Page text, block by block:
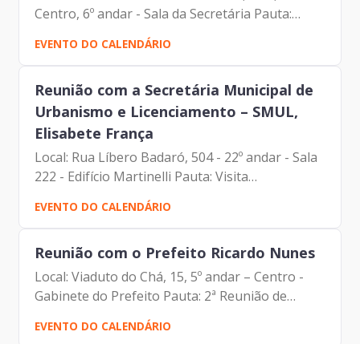
Centro, 6º andar - Sala da Secretária Pauta:
Plataforma para cadastro de entidades e
organizações com fluxograma da destinação de
ações e programas da...
EVENTO DO CALENDÁRIO
Reunião com a Secretária Municipal de
Urbanismo e Licenciamento – SMUL,
Elisabete França
Local: Rua Líbero Badaró, 504 - 22º andar - Sala
222 - Edifício Martinelli Pauta: Visita
(Secretária – SMUL) Francisco de Padovan
Forbes (Presidente...
EVENTO DO CALENDÁRIO
Reunião com o Prefeito Ricardo Nunes
Local: Viaduto do Chá, 15, 5º andar – Centro -
Gabinete do Prefeito Pauta: 2ª Reunião de
Secretariado – Balanço dos 100 dias e Plano de
Metas
EVENTO DO CALENDÁRIO